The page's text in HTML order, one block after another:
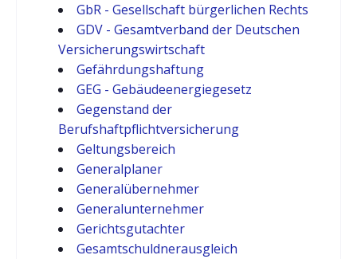
GbR - Gesellschaft bürgerlichen Rechts
GDV - Gesamtverband der Deutschen
Versicherungswirtschaft
Gefährdungshaftung
GEG - Gebäudeenergiegesetz
Gegenstand der
Berufshaftpflichtversicherung
Geltungsbereich
Generalplaner
Generalübernehmer
Generalunternehmer
Gerichtsgutachter
Gesamtschuldnerausgleich